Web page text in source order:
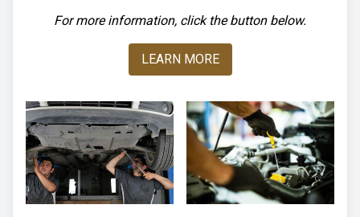
For more information, click the button below.
LEARN MORE